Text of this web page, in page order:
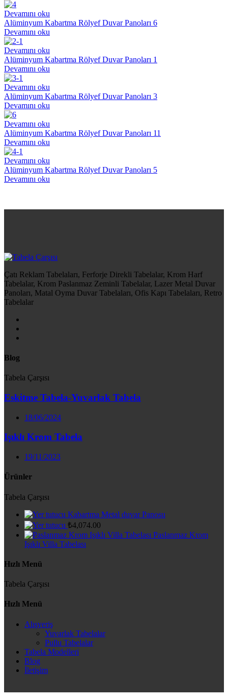
Devamını oku
Alüminyum Kabartma Rölyef Duvar Panoları 6
Devamını oku
Devamını oku
Alüminyum Kabartma Rölyef Duvar Panoları 1
Devamını oku
Devamını oku
Alüminyum Kabartma Rölyef Duvar Panoları 3
Devamını oku
Devamını oku
Alüminyum Kabartma Rölyef Duvar Panoları 11
Devamını oku
Devamını oku
Alüminyum Kabartma Rölyef Duvar Panoları 5
Devamını oku
Çatı Reklam Tabelaları, Ferforje Direkli Tabelalar, Krom Harf
Tabelalar, Krom Paslanmaz Zeminli Tabelalar, Lazer Metal Duvar
Panoları, Matal Oyma Duvar Tabelaları, Ofis Kapı Tabelaları, Retro
Tabelalar
Blog
Tabela Çarşısı
Eskitme Tabela-Yuvarlak Tabela
18/06/2024
Işıklı Krom Tabela
19/11/2023
Ürünler
Tabela Çarşısı
Kabartma Metal duvar Panosu
₺4,074.00
Paslanmaz Krom
Işıklı Villa Tabelası
Hızlı Menü
Tabela Çarşısı
Hızlı Menü
Alışveriş
Yuvarlak Tabelalar
Pullu Tabelalar
Tabela Modelleri
Blog
İletişim